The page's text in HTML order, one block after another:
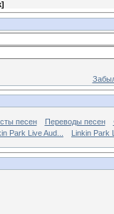
]
песен Переводы песен
Park Live Aud... Linkin Park